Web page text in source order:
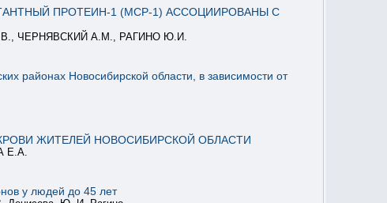
ПРОТЕИН-1 (MCP-1) АССОЦИИРОВАНЫ С
ЧЕРНЯВСКИЙ А.М., РАГИНО Ю.И.
районах Новосибирской области, в зависимости от
ЖИТЕЛЕЙ НОВОСИБИРСКОЙ ОБЛАСТИ
Е.А.
у людей до 45 лет